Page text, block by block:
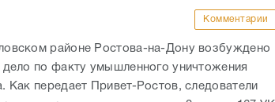
Комментарии
районе Ростова-на-Дону возбуждено
дело по факту умышленного уничтожения
Как передает Привет-Ростов, следователи